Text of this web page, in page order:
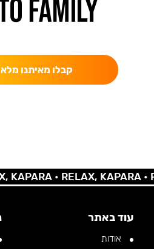
קבלו מאיתנו
•RELAX, KAPARA •
עוד באתר
אודות